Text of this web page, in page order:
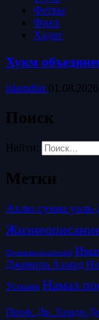
Фетвы
Фикх
Хадис
Хукм
islamdinr 01.08.2026
Поиск
Найти:
Метки
Ахлю сунна
Провизия искателей
Джамиль Ахмад
Усмани
Проф. Др. Хамди